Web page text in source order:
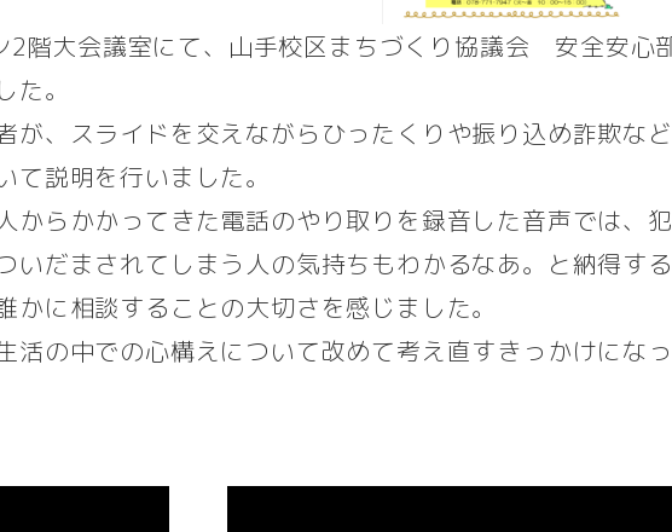
階大会議室にて、山手校区まちづくり協議会 安全安心
。
が、スライドを交えながらひったくりや振り込め詐欺な
説明を行いました。
からかかってきた電話のやり取りを録音した音声では、
いだまされてしまう人の気持ちもわかるなあ。と納得す
に相談することの大切さを感じました。
活の中での心構えについて改めて考え直すきっかけにな